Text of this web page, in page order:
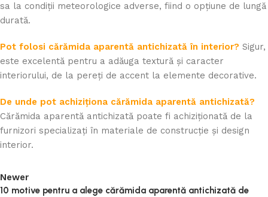
sa la condiții meteorologice adverse, fiind o opțiune de lungă
durată.
Pot folosi cărămida aparentă antichizată în interior? Sigur,
este excelentă pentru a adăuga textură și caracter
interiorului, de la pereți de accent la elemente decorative.
De unde pot achiziționa cărămida aparentă antichizată?
Cărămida aparentă antichizată poate fi achiziționată de la
furnizori specializați în materiale de construcție și design
interior.
Newer
10 motive pentru a alege cărămida aparentă antichizată de